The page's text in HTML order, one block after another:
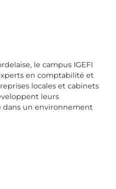
le campus IGEFI
en comptabilité et
locales et cabinets
leurs
dans un environnement